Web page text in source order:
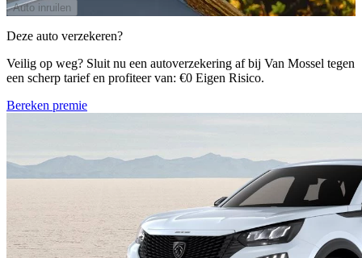
Auto inruilen
Deze auto verzekeren?
Veilig op weg? Sluit nu een autoverzekering af bij Van Mossel tegen
een scherp tarief en profiteer van: €0 Eigen Risico.
Bereken premie